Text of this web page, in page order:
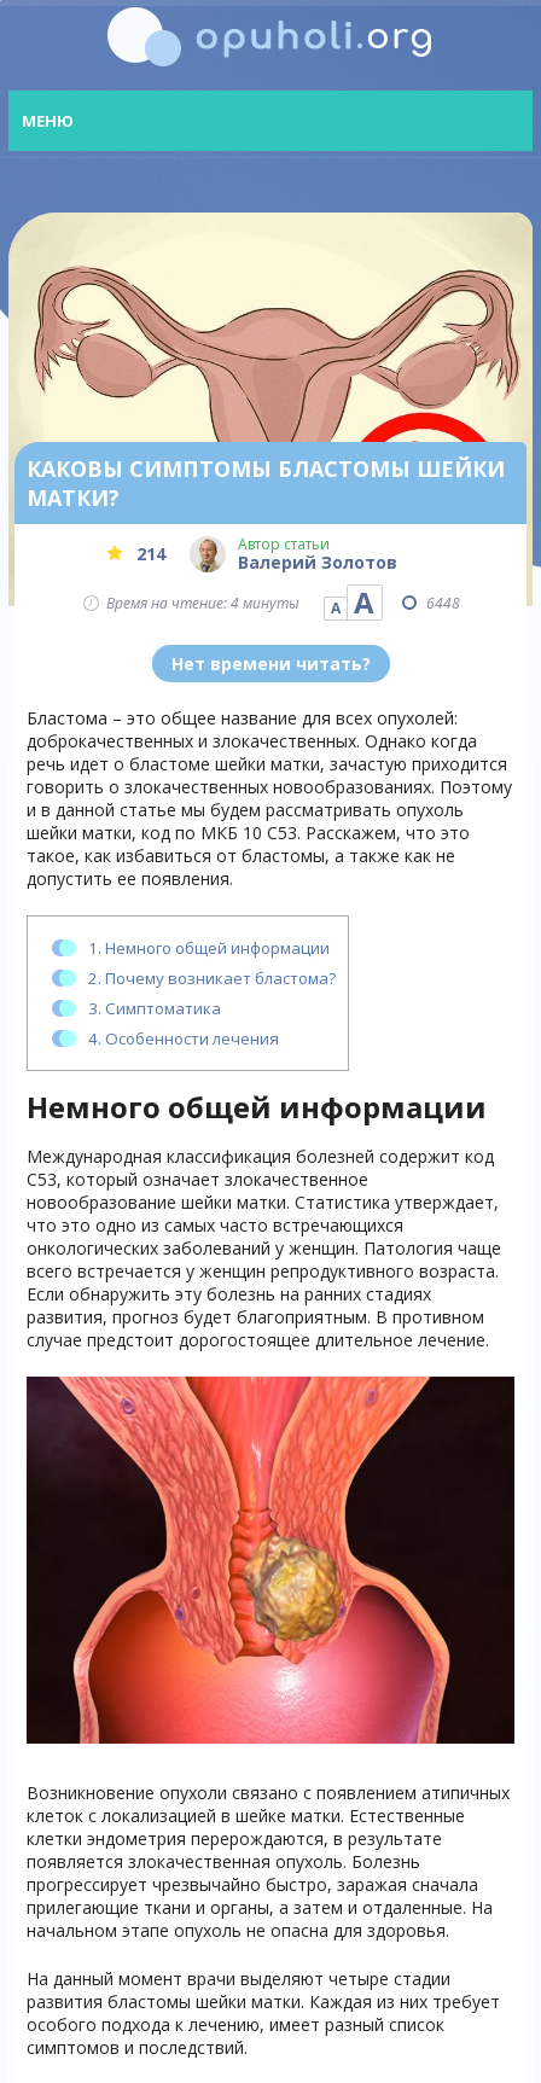
МЕНЮ
КАКОВЫ СИМПТОМЫ БЛАСТОМЫ ШЕЙКИ
МАТКИ?
214 Автор статьи
Валерий Золотов
Время на чтение: 4 минуты А А 6448
Нет времени читать?
Бластома – это общее название для всех опухолей:
доброкачественных и злокачественных. Однако когда
речь идет о бластоме шейки матки, зачастую приходится
говорить о злокачественных новообразованиях. Поэтому
и в данной статье мы будем рассматривать опухоль
шейки матки, код по МКБ 10 С53. Расскажем, что это
такое, как избавиться от бластомы, а также как не
допустить ее появления.
1. Немного общей информации
2. Почему возникает бластома?
3. Симптоматика
4. Особенности лечения
Немного общей информации
Международная классификация болезней содержит код
С53, который означает злокачественное
новообразование шейки матки. Статистика утверждает,
что это одно из самых часто встречающихся
онкологических заболеваний у женщин. Патология чаще
всего встречается у женщин репродуктивного возраста.
Если обнаружить эту болезнь на ранних стадиях
развития, прогноз будет благоприятным. В противном
случае предстоит дорогостоящее длительное лечение.
Возникновение опухоли связано с появлением атипичных
клеток с локализацией в шейке матки. Естественные
клетки эндометрия перерождаются, в результате
появляется злокачественная опухоль. Болезнь
прогрессирует чрезвычайно быстро, заражая сначала
прилегающие ткани и органы, а затем и отдаленные. На
начальном этапе опухоль не опасна для здоровья.
На данный момент врачи выделяют четыре стадии
развития бластомы шейки матки. Каждая из них требует
особого подхода к лечению, имеет разный список
симптомов и последствий.